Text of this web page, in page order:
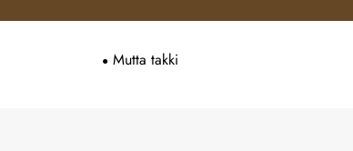
Mutta takki